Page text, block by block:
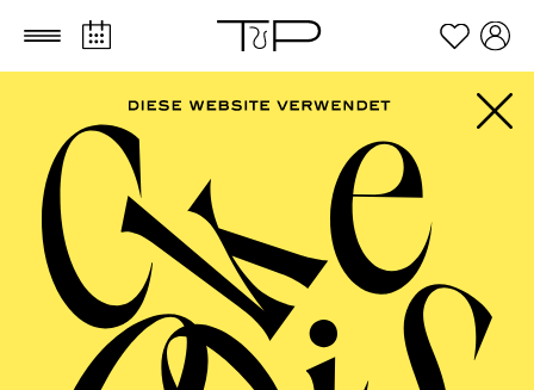
Zum Hauptinhalt springen Zum Footer springen
PHILHARMONIE